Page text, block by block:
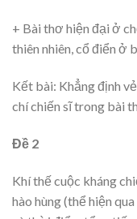
+ Bài thơ hiện đại ở
thiên nhiên, cổ điển ở
Kết bài: Khẳng định
chí chiến sĩ trong bài
Đề 2
Khí thế cuộc kháng
hào hùng (thể hiện